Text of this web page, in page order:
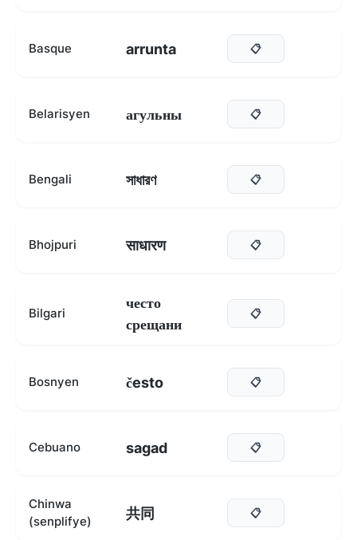
Basque arrunta 📋
Belarisyen агульны 📋
Bengali সাধারণ 📋
Bhojpuri साधारण 📋
Bilgari
често
срещани
📋
Bosnyen često 📋
Cebuano sagad 📋
Chinwa
(senplifye)
共同 📋